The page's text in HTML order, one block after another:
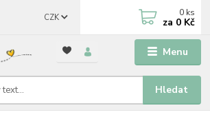
Menu
CZK
Hledat
0 ks
za 0 Kč